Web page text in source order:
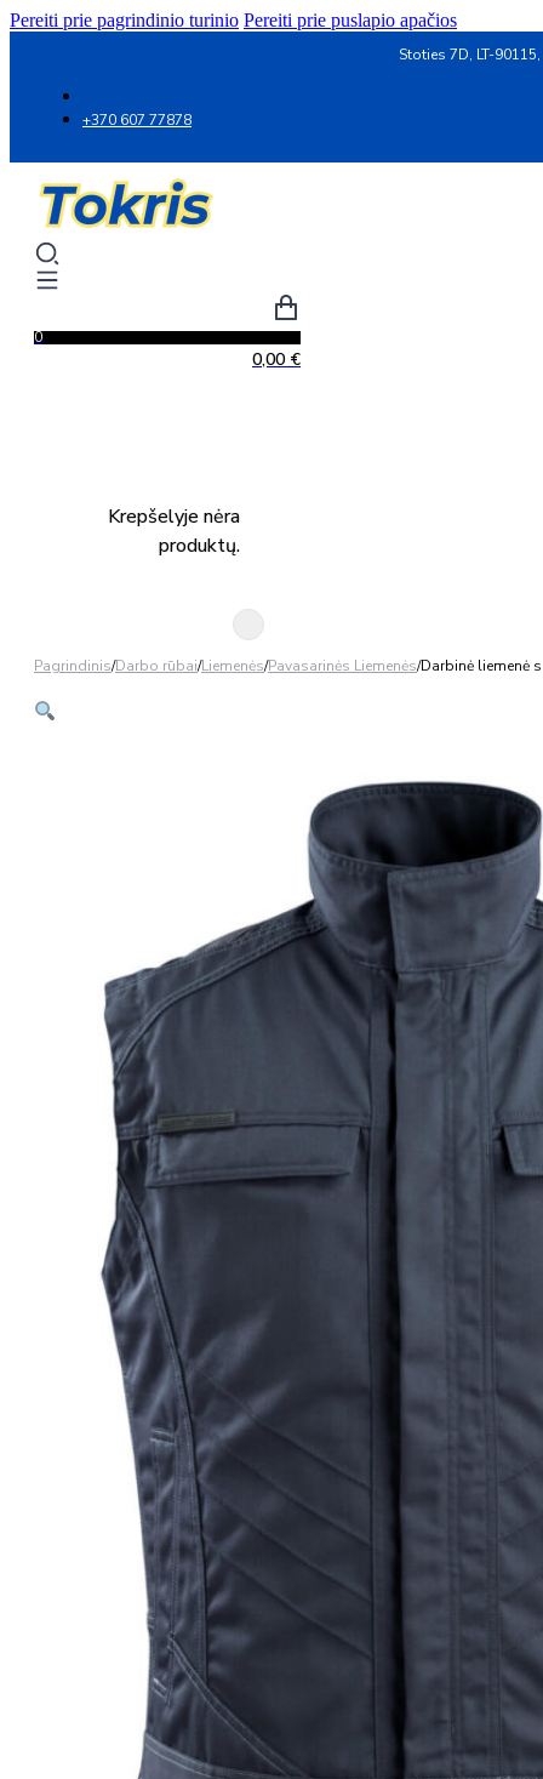
Pereiti prie pagrindinio turinio Pereiti prie puslapio apačios
Stoties 7D, LT-
+370 607 77878
0
0,00 €
Krepšelyje nėra
produktų.
Pagrindinis/Darbo rūbai/Liemenės/Pavasarinės Liemenės/Darbinė liemenė